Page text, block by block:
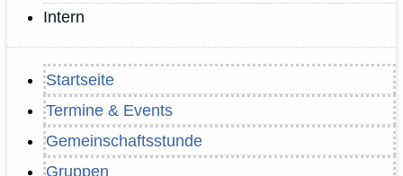
Intern
Startseite
Termine & Events
Gemeinschaftsstunde
Gruppen